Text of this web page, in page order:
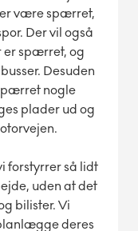
være spærret,
Der vil også
er spærret, og
Desuden
nogle
plader ud og
forstyrrer så lidt
uden at det
bilister. Vi
deres